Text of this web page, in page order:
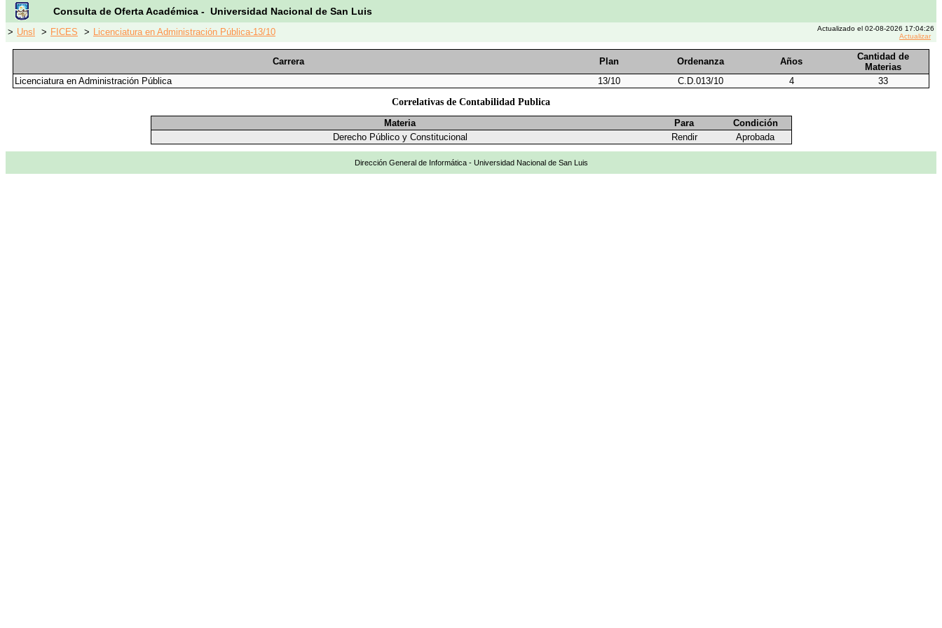
Consulta de Oferta Académica - Universidad Nacional de San Luis
> Unsl > FICES > Licenciatura en Administración Pública-13/10
Actualizado el 02-08-2026 17:04:26
Actualizar
Carrera Plan Ordenanza Años
Cantidad de
Materias
Licenciatura en Administración Pública
13/10 C.D.013/10 4
33
Correlativas de Contabilidad Publica
Materia Para
Condición
Derecho Público y Constitucional
Rendir Aprobada
Dirección General de Informática - Universidad Nacional de San Luis